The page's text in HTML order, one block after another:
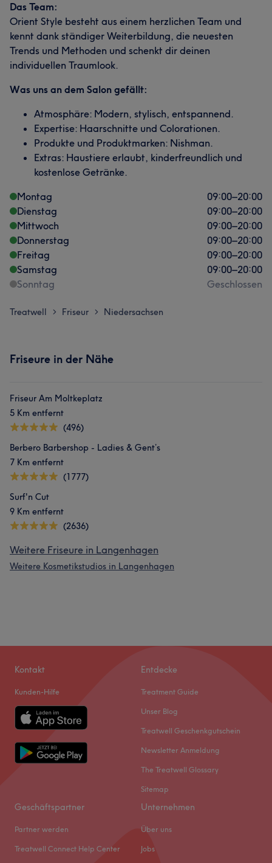
Das Team:
Orient Style besteht aus einem herzlichen Team und
kennt dank ständiger Weiterbildung, die neuesten
Trends und Methoden und schenkt dir deinen
individuellen Traumlook.
Was uns an dem Salon gefällt:
Atmosphäre: Modern, stylisch, entspannend.
Expertise: Haarschnitte und Colorationen.
Produkte und Produktmarken: Nishman.
Extras: Haustiere erlaubt, kinderfreundlich und
kostenlose Getränke.
Montag
09:00–20:00
Dienstag
09:00–20:00
Mittwoch
09:00–20:00
Donnerstag
09:00–20:00
Freitag
09:00–20:00
Samstag
09:00–20:00
Sonntag
Geschlossen
Treatwell > Friseur > Niedersachsen
Friseure in der Nähe
Friseur Am Moltkeplatz
5 Km entfernt
(496)
Berbero Barbershop - Ladies & Gent’s
7 Km entfernt
(1777)
Surf'n Cut
9 Km entfernt
(2636)
Weitere Friseure in Langenhagen
Weitere Kosmetikstudios in Langenhagen
Kontakt
Kunden-Hilfe
Entdecke
Treatment Guide
Unser Blog
Treatwell Geschenkgutschein
Newsletter Anmeldung
The Treatwell Glossary
Sitemap
Geschäftspartner
Partner werden
Treatwell Connect Help Center
Unternehmen
Über uns
Jobs